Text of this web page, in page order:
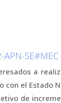
APN-SE#MEC
a
con el Estado
de